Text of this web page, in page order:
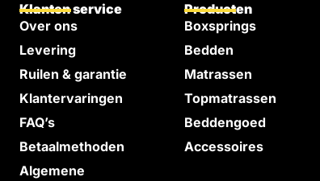
Klanten service
Over ons
Levering
Ruilen & garantie
Klantervaringen
FAQ’s
Betaalmethoden
Algemene
Producten
Boxsprings
Bedden
Matrassen
Topmatrassen
Beddengoed
Accessoires